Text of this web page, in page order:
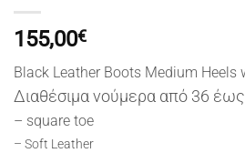
155,00€
Black Leather Boots Medium Heels
Διαθέσιμα νούμερα από 36
– square toe
– Soft Leather